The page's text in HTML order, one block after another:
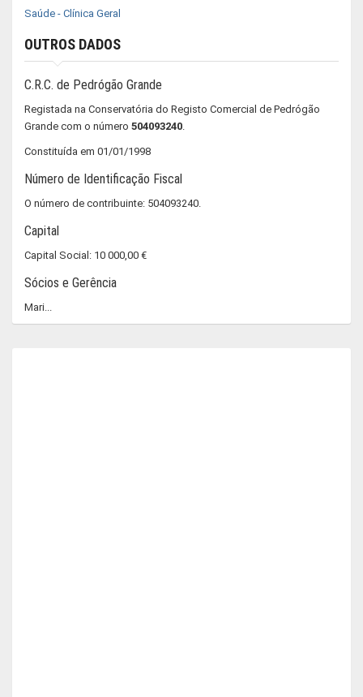
Saúde - Clínica Geral
OUTROS DADOS
C.R.C. de Pedrógão Grande
Registada na Conservatória do Registo Comercial de Pedrógão
Grande com o número 504093240.
Constituída em 01/01/1998
Número de Identificação Fiscal
O número de contribuinte: 504093240.
Capital
Capital Social: 10 000,00 €
Sócios e Gerência
Mari...